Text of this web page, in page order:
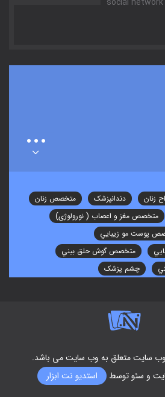
زنان دندانپزشک
متخصص زنان
متخصص مغز و اعصاب ( نورولوژی)
پوست مو زيبايي
متخصص گوش حلق بيني
چشم پزشک
وب سایت متعلق به وب سایت می باشد.
و سئو توسط استدیو نت ابزار